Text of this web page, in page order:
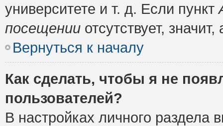
университете и т. д. Если пункт
посещении отсутствует,
Вернуться к началу
Как сделать, чтобы я не
пользователей?
В настройках личного